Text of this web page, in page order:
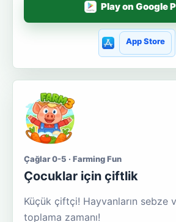
Play on Google
App Store
Çağlar 0-5 · Farming Fun
Çocuklar için çiftlik
Küçük çiftçi! Hayvanların sebze
toplama zamanı!